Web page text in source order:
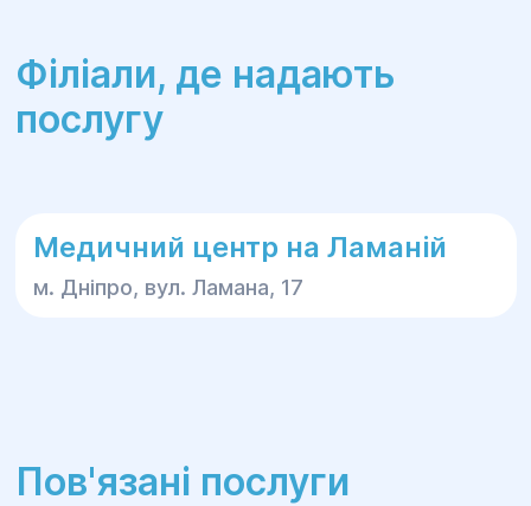
Філіали, де надають
послугу
Медичний центр на Ламаній
м. Дніпро, вул. Ламана, 17
Пов'язані послуги